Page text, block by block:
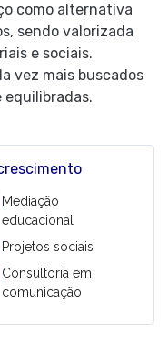
como alternativa
sendo valorizada
e sociais.
vez mais buscados
equilibradas.
Mediação
educacional
Projetos sociais
Consultoria em
comunicação